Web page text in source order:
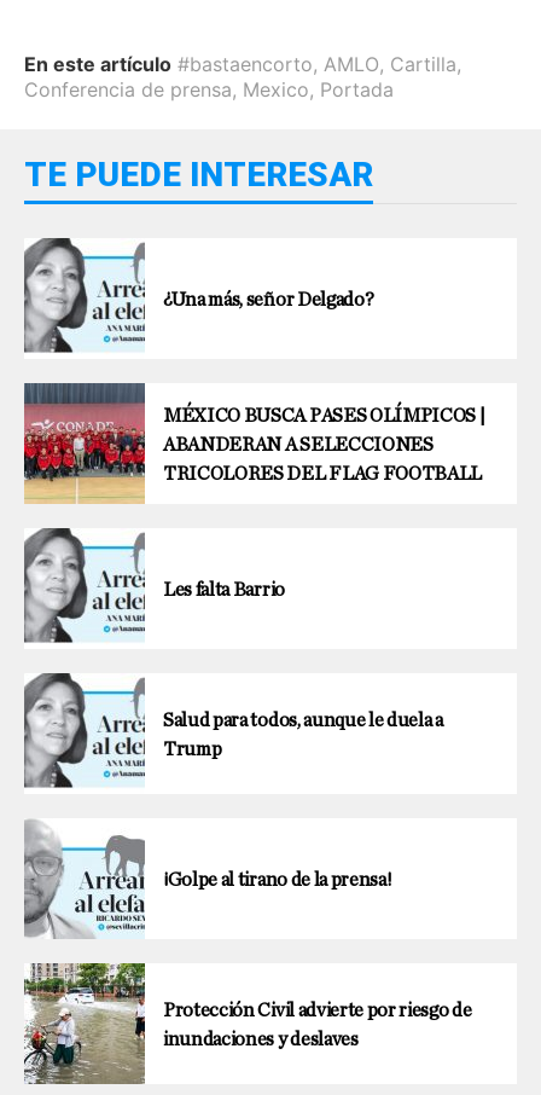
En este artículo #bastaencorto, AMLO, Cartilla,
Conferencia de prensa, Mexico, Portada
TE PUEDE INTERESAR
¿Una más, señor Delgado?
MÉXICO BUSCA PASES OLÍMPICOS |
ABANDERAN A SELECCIONES
TRICOLORES DEL FLAG FOOTBALL
Les falta Barrio
Salud para todos, aunque le duela a
Trump
¡Golpe al tirano de la prensa!
Protección Civil advierte por riesgo de
inundaciones y deslaves